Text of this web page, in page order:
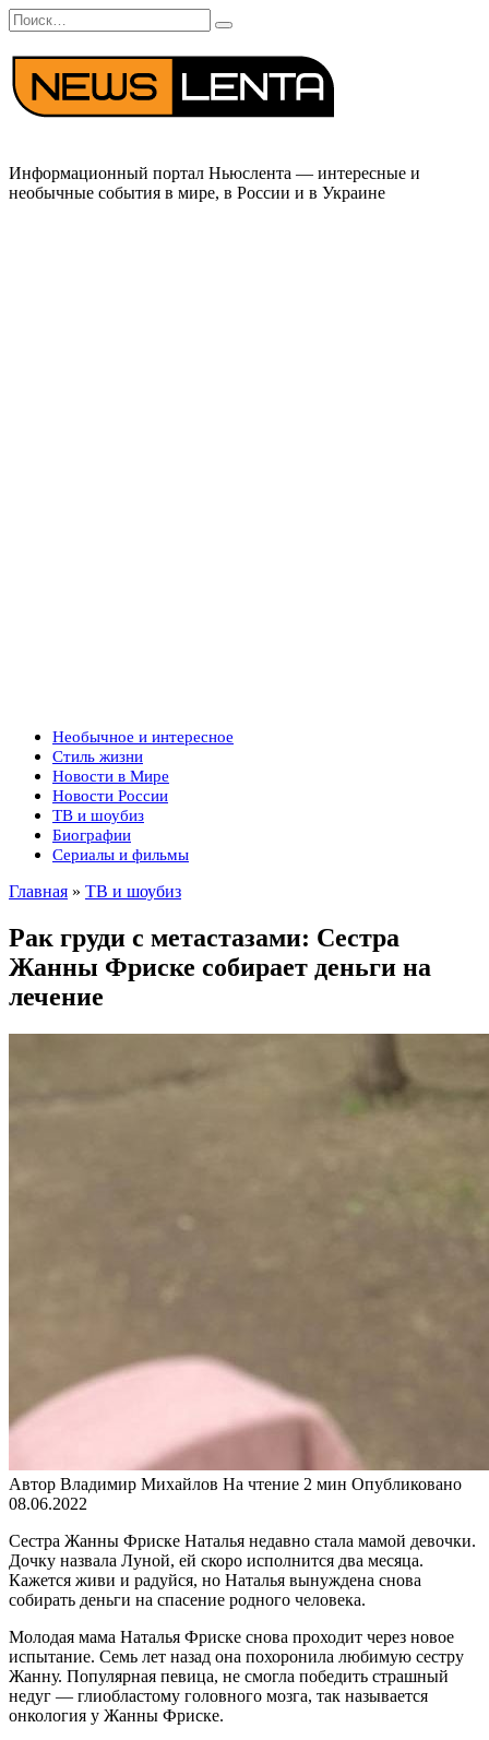
Перейти
к
содержанию
Search
for:
Информационный портал Ньюслента — интересные и
необычные события в мире, в России и в Украине
Необычное и интересное
Стиль жизни
Новости в Мире
Новости России
ТВ и шоубиз
Биографии
Сериалы и фильмы
Главная » ТВ и шоубиз
Рак груди с метастазами: Сестра
Жанны Фриске собирает деньги на
лечение
Автор Владимир Михайлов На чтение 2 мин Опубликовано
08.06.2022
Сестра Жанны Фриске Наталья недавно стала мамой девочки.
Дочку назвала Луной, ей скоро исполнится два месяца.
Кажется живи и радуйся, но Наталья вынуждена снова
собирать деньги на спасение родного человека.
Молодая мама Наталья Фриске снова проходит через новое
испытание. Семь лет назад она похоронила любимую сестру
Жанну. Популярная певица, не смогла победить страшный
недуг — глиобластому головного мозга, так называется
онкология у Жанны Фриске.